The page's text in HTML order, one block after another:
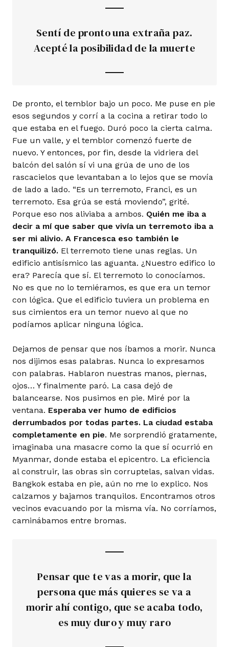
Sentí de pronto una extraña paz.
Acepté la posibilidad de la muerte
De pronto, el temblor bajo un poco. Me puse en pie
esos segundos y corrí a la cocina a retirar todo lo
que estaba en el fuego. Duró poco la cierta calma.
Fue un valle, y el temblor comenzó fuerte de
nuevo. Y entonces, por fin, desde la vidriera del
balcón del salón sí vi una grúa de uno de los
rascacielos que levantaban a lo lejos que se movía
de lado a lado. “Es un terremoto, Franci, es un
terremoto. Esa grúa se está moviendo”, grité.
Porque eso nos aliviaba a ambos. Quién me iba a
decir a mí que saber que vivía un terremoto iba a
ser mi alivio. A Francesca eso también le
tranquilizó. El terremoto tiene unas reglas. Un
edificio antisísmico las aguanta. ¿Nuestro edifico lo
era? Parecía que sí. El terremoto lo conocíamos.
No es que no lo temiéramos, es que era un temor
con lógica. Que el edificio tuviera un problema en
sus cimientos era un temor nuevo al que no
podíamos aplicar ninguna lógica.
Dejamos de pensar que nos íbamos a morir. Nunca
nos dijimos esas palabras. Nunca lo expresamos
con palabras. Hablaron nuestras manos, piernas,
ojos… Y finalmente paró. La casa dejó de
balancearse. Nos pusimos en pie. Miré por la
ventana. Esperaba ver humo de edificios
derrumbados por todas partes. La ciudad estaba
completamente en pie. Me sorprendió gratamente,
imaginaba una masacre como la que sí ocurrió en
Myanmar, donde estaba el epicentro. La eficiencia
al construir, las obras sin corruptelas, salvan vidas.
Bangkok estaba en pie, aún no me lo explico. Nos
calzamos y bajamos tranquilos. Encontramos otros
vecinos evacuando por la misma vía. No corríamos,
caminábamos entre bromas.
Pensar que te vas a morir, que la
persona que más quieres se va a
morir ahí contigo, que se acaba todo,
es muy duro y muy raro